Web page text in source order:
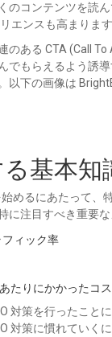
のコンテンツを読
エンスも高まります
のある CTA (Call
でもらえるよう誘
以下の画像は
基本
始めるにあたって
に注目すべき重要な
ィック率
たりにかかったコ
対策を行ったこ
対策に慣れていく